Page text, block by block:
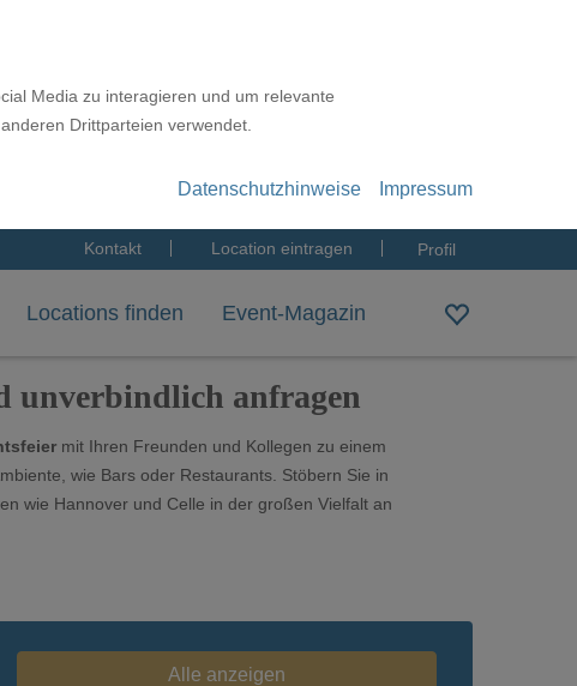
Media zu interagieren und um relevante
Drittparteien verwendet.
Datenschutzhinweise Impressum
Kontakt Location eintragen Profil
Locations finden Event-Magazin
unverbindlich anfragen
mit Ihren Freunden und Kollegen zu einem
wie Bars oder Restaurants. Stöbern Sie in
wie Hannover und Celle in der großen Vielfalt an
Alle anzeigen